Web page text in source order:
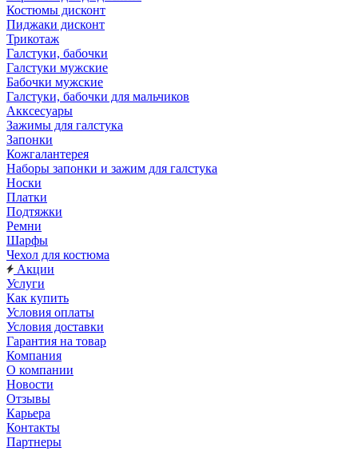
Костюмы дисконт
Пиджаки дисконт
Трикотаж
Галстуки, бабочки
Галстуки мужские
Бабочки мужские
Галстуки, бабочки для мальчиков
Акксесуары
Зажимы для галстука
Запонки
Кожгалантерея
Наборы запонки и зажим для галстука
Носки
Платки
Подтяжки
Ремни
Шарфы
Чехол для костюма
Акции
Услуги
Как купить
Условия оплаты
Условия доставки
Гарантия на товар
Компания
О компании
Новости
Отзывы
Карьера
Контакты
Партнеры